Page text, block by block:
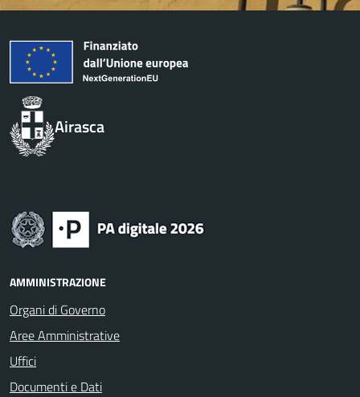
Airasca
AMMINISTRAZIONE
Organi di Governo
Aree Amministrative
Uffici
Documenti e Dati